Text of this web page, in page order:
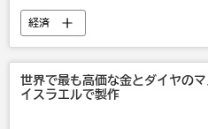
経済
世界で最も高価な金とダイヤの
イスラエルで製作